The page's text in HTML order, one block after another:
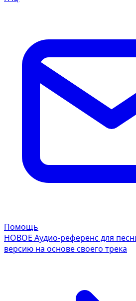
Помощь
НОВОЕ Аудио-референс для
версию на основе своего трека